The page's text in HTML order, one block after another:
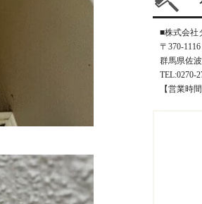
■株式会社
〒370-1116
群馬県佐
TEL:0270-
【営業時